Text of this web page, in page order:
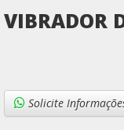
VIBRADOR
Solicite